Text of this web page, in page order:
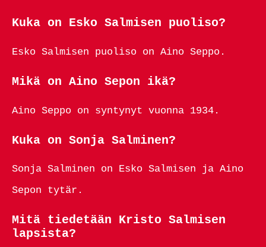
Kuka on Esko Salmisen puoliso?
Esko Salmisen puoliso on Aino Seppo.
Mikä on Aino Sepon ikä?
Aino Seppo on syntynyt vuonna 1934.
Kuka on Sonja Salminen?
Sonja Salminen on Esko Salmisen ja Aino
Sepon tytär.
Mitä tiedetään Kristo Salmisen
lapsista?